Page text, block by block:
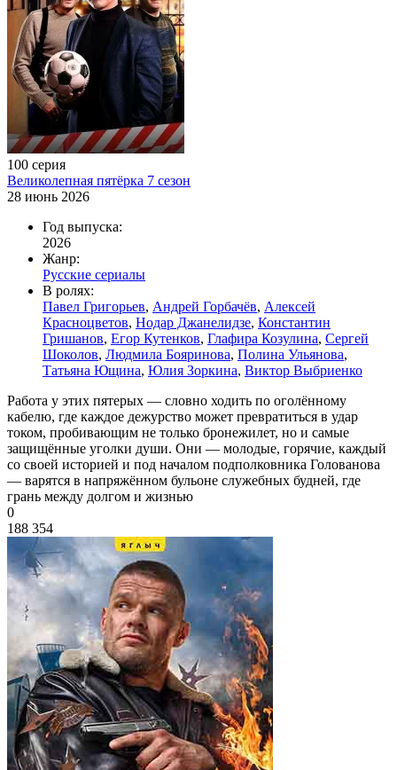
100 серия
Великолепная пятёрка 7 сезон
28 июнь 2026
Год выпуска:
2026
Жанр:
Русские сериалы
В ролях:
Павел Григорьев, Андрей Горбачёв, Алексей
Красноцветов, Нодар Джанелидзе, Константин
Гришанов, Егор Кутенков, Глафира Козулина, Сергей
Шоколов, Людмила Бояринова, Полина Ульянова,
Татьяна Ющина, Юлия Зоркина, Виктор Выбриенко
Работа у этих пятерых — словно ходить по оголённому
кабелю, где каждое дежурство может превратиться в удар
током, пробивающим не только бронежилет, но и самые
защищённые уголки души. Они — молодые, горячие, каждый
со своей историей и под началом подполковника Голованова
— варятся в напряжённом бульоне служебных будней, где
грань между долгом и жизнью
0
188 354